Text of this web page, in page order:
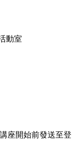
動室
座開始前發送至登